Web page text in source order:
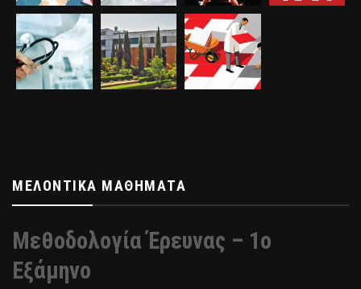
ΜΕΛΟΝΤΙΚΆ ΜΑΘΉΜΑΤΑ
Μεθοδολογία Έρευνας – 1ο
Εξάμηνο